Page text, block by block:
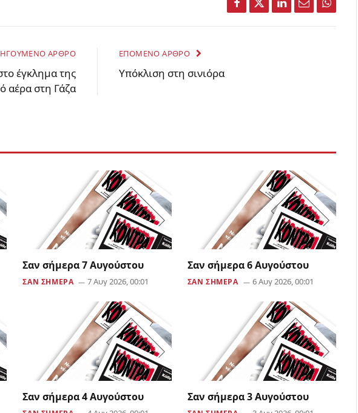
Facebook
TwitterLinkedIn
Email
ΑΡΘΡΟ
έγκλημα της
αέρα στη Γάζα
ΕΠΟΜΕΝΟ ΑΡΘΡΟ
Υπόκλιση στη σινιόρα
Σαν σήμερα 7 Αυγούστου
ΣΑΝ ΣΗΜΕΡΑ 7 Αυγ 2026, 00:01
Σαν σήμερα 6 Αυγούστου
ΣΑΝ ΣΗΜΕΡΑ 6 Αυγ 2026, 00:01
Σαν σήμερα 4 Αυγούστου Σαν σήμερα 3 Αυγούστου